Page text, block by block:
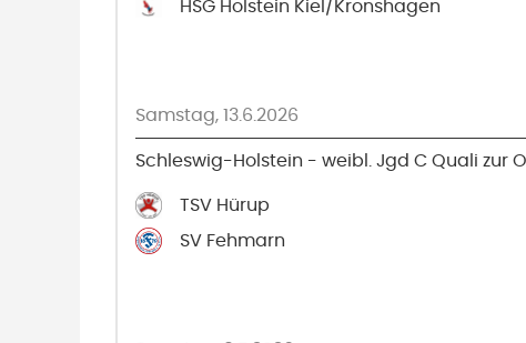
HSG Holstein Kiel/Kronshagen
Samstag, 13.6.2026
Schleswig-Holstein - weibl. Jgd C Quali zur
TSV Hürup
SV Fehmarn